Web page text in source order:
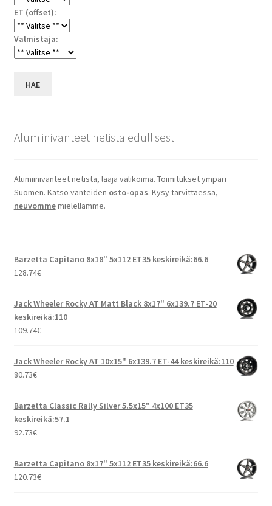
ET (offset):
Valmistaja:
HAE
Alumiinivanteet netistä edullisesti
Alumiinivanteet netistä, laaja valikoima. Toimitukset ympäri
Suomen. Katso vanteiden osto-opas. Kysy tarvittaessa,
neuvommemielellämme.
Barzetta Capitano 8x18" 5x112 ET35 keskireikä:66.6
128.74€
Jack Wheeler Rocky AT Matt Black 8x17" 6x139.7 ET-20
keskireikä:110
109.74€
Jack Wheeler Rocky AT 10x15" 6x139.7 ET-44 keskireikä:110
80.73€
Barzetta Classic Rally Silver 5.5x15" 4x100 ET35
keskireikä:57.1
92.73€
Barzetta Capitano 8x17" 5x112 ET35 keskireikä:66.6
120.73€